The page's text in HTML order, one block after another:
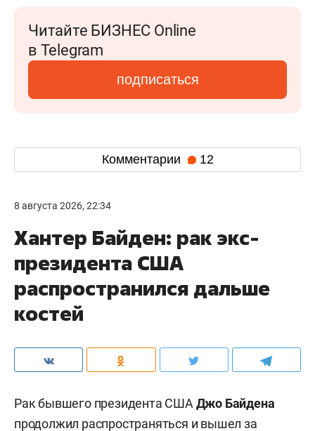
Читайте БИЗНЕС Online
в Telegram
подписаться
Комментарии 12
8 августа 2026, 22:34
Хантер Байден: рак экс-
президента США
распространился дальше
костей
Рак бывшего президента США Джо Байдена
продолжил распространяться и вышел за